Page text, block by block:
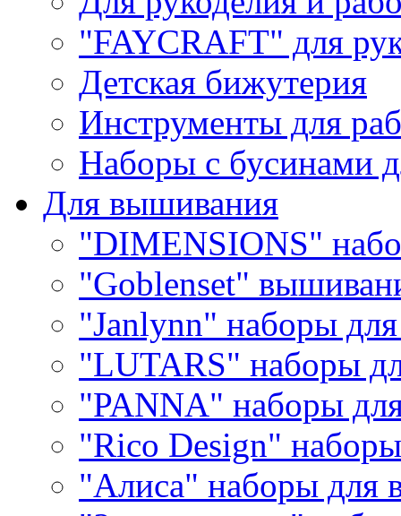
"FAYCRAFT" для
Детская бижутерия
Инструменты для
Наборы с бусинами
Для вышивания
"DIMENSIONS"
"Goblenset"
"Janlynn" наборы
"LUTARS" наборы
"PANNA" наборы
"Rico Design"
"Алиса" наборы для